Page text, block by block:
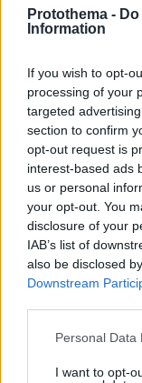
Protothema -
Information
If you wish to opt-
processing of your
targeted
section to confirm
opt-out request is
interest-based ads
us or personal
your opt-out. You
disclosure of your
IAB’s list of
also be disclosed
Downstream
Please note that
not limited to your
Personal Data
I want to opt-
Με γεμάτα πλοία
129.000
ΔΕΙΤΕ ΟΛΕΣ
ΤΑ ΠΙΟ